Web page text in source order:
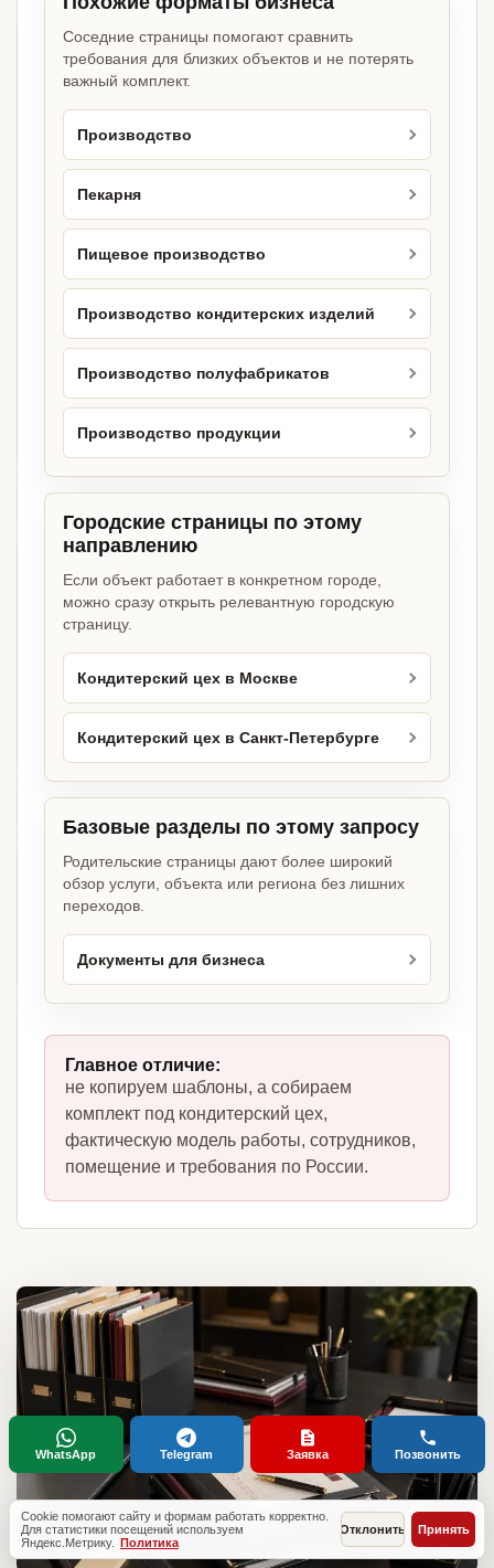
Соседние страницы помогают сравнить
требования для близких объектов и не потерять
важный комплект.
Производство
Пекарня
Пищевое производство
Производство кондитерских изделий
Производство полуфабрикатов
Производство продукции
Городские страницы по этому
направлению
Если объект работает в конкретном городе,
можно сразу открыть релевантную городскую
страницу.
Кондитерский цех в Москве
Кондитерский цех в Санкт-Петербурге
Базовые разделы по этому запросу
Родительские страницы дают более широкий
обзор услуги, объекта или региона без лишних
переходов.
Документы для бизнеса
Главное отличие:
не копируем шаблоны, а собираем
комплект под кондитерский цех,
фактическую модель работы, сотрудников,
помещение и требования по России.
Cookie помогают сайту и формам работать корректно.
Для статистики посещений используем
Яндекс.Метрику. Политика
Отклонить Принять
WhatsApp Telegram Заявка Позвонить